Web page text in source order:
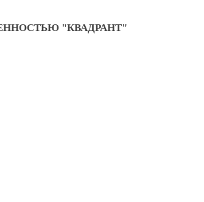
"КВАДРАНТ"